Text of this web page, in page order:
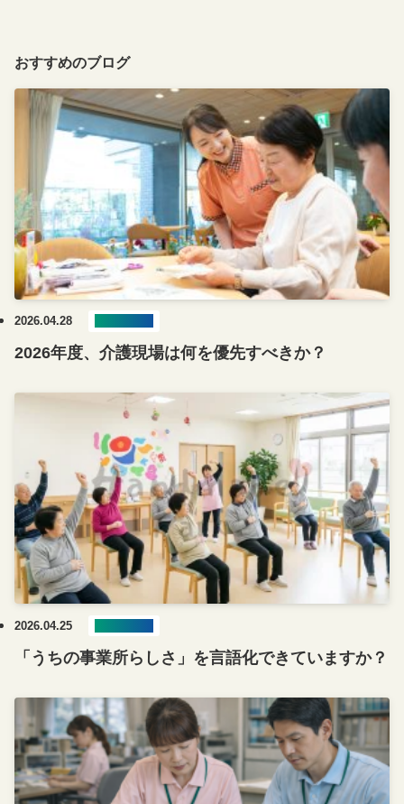
おすすめのブログ
2026.04.28
2026年度、介護現場は何を優先すべきか？
2026.04.25
「うちの事業所らしさ」を言語化できていますか？